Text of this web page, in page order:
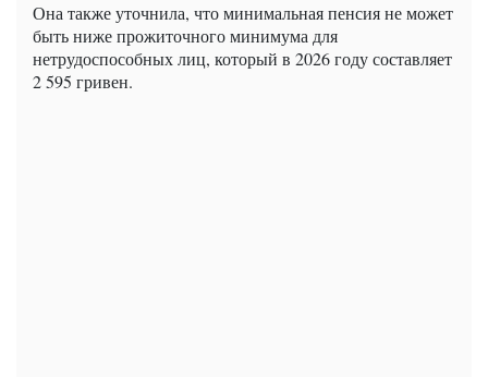
Она также уточнила, что минимальная пенсия не может
быть ниже прожиточного минимума для
нетрудоспособных лиц, который в 2026 году составляет
2 595 гривен.